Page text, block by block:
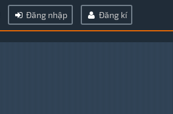
Đăng nhập Đăng kí